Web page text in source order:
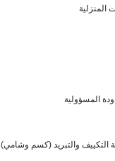
المنزلية
المسؤولية
التكييف والتبريد (كسم وشامي)